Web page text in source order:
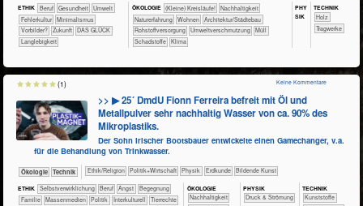
ETHIK ​​​​​​​​​​​​​​​Beruf ​​​​​​Gesundheit
​​​​​Umwelt
​​Fehlerkultur
​​Minimalismus
​​Vorbilder?
​Zukunft
DAS GLÜCK
Langlebigkeit
ÖKO​LOGIE ​​​​​​​​​​​​​​(Kleine) Kreisläufe!
​​​​​​​​​​​​​​​Nachhaltigkeit
​​​​​​​​​​​​​Naturerfahrung
​​​​Wohnen
​​​Architektur/­Städtebau
​​Rohstoffversorgung
​​Umweltverschmutzung
​Müll
​Schadstoffe
Klima
PHY​
SIK
TECH​NIK
​​​​​​​​Holz
​​​​​Tragwerke
>> ▶ 25´ DmdU Fionn Ferreira befreit mit Öl und
Metallpulver sehr nachhaltig Wasser von ca. 90% des
Mikroplastiks.
Der Sohn irischer Bootsbauer entwickelte einen Gamechanger, v.a.
für die Behandlung von Trinkwasser.
​​​​​​​Ökologie ​Technik ​​​​​​​​​​Ethik/​Religion ​​​​​​​​​Politik+​Wirtschaft ​​​​​​​Physik ​​​​​Erdkunde Bildende Kunst
ETHIK ​​​​​​​​​​​​​​​​​​​​​​​​​​​​​​​​​​​​​​​​Selbst­verwirklichung ​​​​​​​​​​​​​​​Beruf ​​​​​​​​​​​​​Angst
​​​​​​​​​​​​Begegnung
​​​​​​​​​​​Familie
​​​​​​​​​Massenmedien ​​​​​​​​​Politik ​​​​​​​​Interkulturell
​​​​​​​​Tierrechte
ÖKO​LOGIE
​​​​​​​​​​​​​​​Nachhaltigkeit
PHY​SIK
Druck & Strömung
TECH​NIK
​​​​​​​​Kunststoffe
Keine Kommentare
(1)